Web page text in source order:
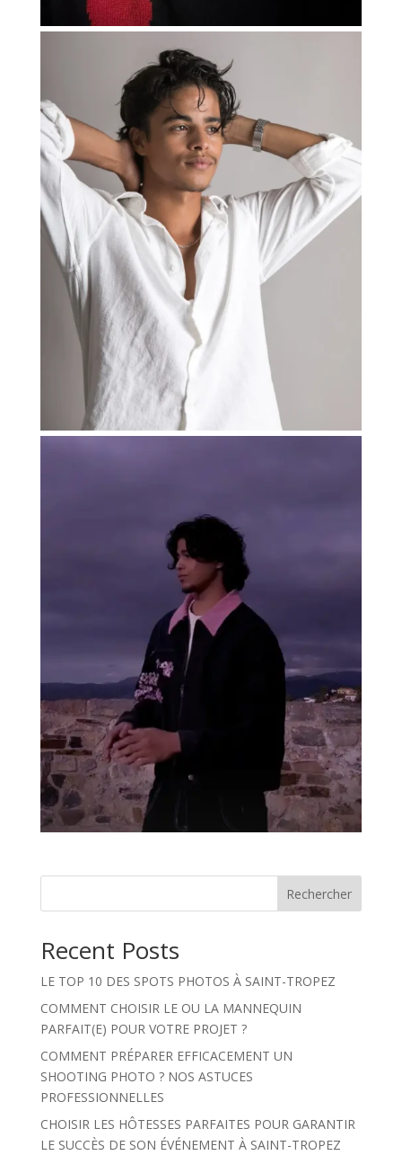
Rechercher
Recent Posts
LE TOP 10 DES SPOTS PHOTOS À SAINT-TROPEZ
COMMENT CHOISIR LE OU LA MANNEQUIN
PARFAIT(E) POUR VOTRE PROJET ?
COMMENT PRÉPARER EFFICACEMENT UN
SHOOTING PHOTO ? NOS ASTUCES
PROFESSIONNELLES
CHOISIR LES HÔTESSES PARFAITES POUR GARANTIR
LE SUCCÈS DE SON ÉVÉNEMENT À SAINT-TROPEZ